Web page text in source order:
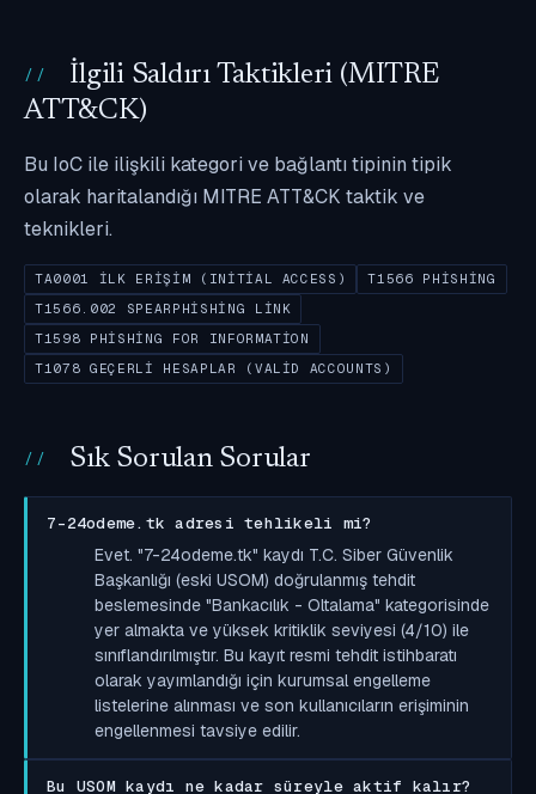
İlgili Saldırı Taktikleri (MITRE
ATT&CK)
Bu IoC ile ilişkili kategori ve bağlantı tipinin tipik
olarak haritalandığı MITRE ATT&CK taktik ve
teknikleri.
TA0001 İLK ERIŞIM (INITIAL ACCESS)
T1566 PHISHING
T1566.002 SPEARPHISHING LINK
T1598 PHISHING FOR INFORMATION
T1078 GEÇERLI HESAPLAR (VALID ACCOUNTS)
Sık Sorulan Sorular
7-24odeme.tk adresi tehlikeli mi?
Evet. "7-24odeme.tk" kaydı T.C. Siber Güvenlik
Başkanlığı (eski USOM) doğrulanmış tehdit
beslemesinde "Bankacılık - Oltalama" kategorisinde
yer almakta ve yüksek kritiklik seviyesi (4/10) ile
sınıflandırılmıştır. Bu kayıt resmi tehdit istihbaratı
olarak yayımlandığı için kurumsal engelleme
listelerine alınması ve son kullanıcıların erişiminin
engellenmesi tavsiye edilir.
Bu USOM kaydı ne kadar süreyle aktif kalır?